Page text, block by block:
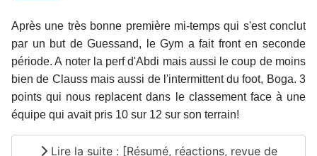
Après une très bonne première mi-temps qui s'est conclut
par un but de Guessand, le Gym a fait front en seconde
période. A noter la perf d'Abdi mais aussi le coup de moins
bien de Clauss mais aussi de l'intermittent du foot, Boga. 3
points qui nous replacent dans le classement face à une
équipe qui avait pris 10 sur 12 sur son terrain!
Lire la suite : [Résumé, réactions, revue de